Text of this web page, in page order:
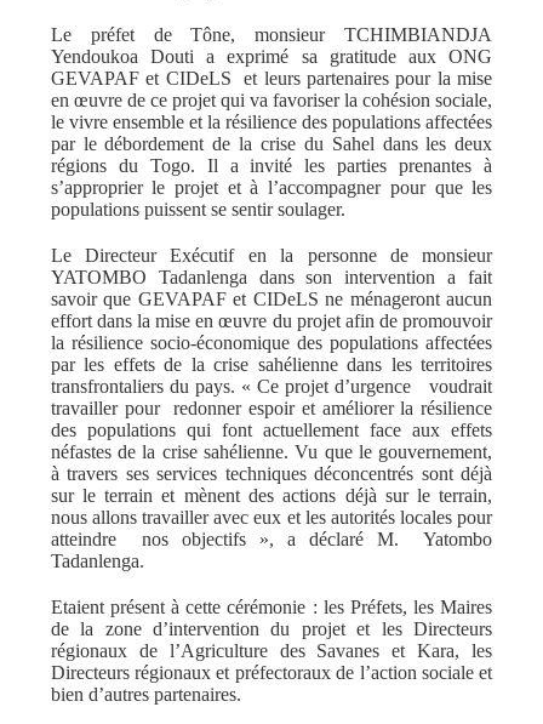
Le préfet de Tône, monsieur TCHIMBIANDJA
Yendoukoa Douti a exprimé sa gratitude aux ONG
GEVAPAF et CIDeLS et leurs partenaires pour la mise
en œuvre de ce projet qui va favoriser la cohésion sociale,
le vivre ensemble et la résilience des populations affectées
par le débordement de la crise du Sahel dans les deux
régions du Togo. Il a invité les parties prenantes à
s’approprier le projet et à l’accompagner pour que les
populations puissent se sentir soulager.
Le Directeur Exécutif en la personne de monsieur
YATOMBO Tadanlenga dans son intervention a fait
savoir que GEVAPAF et CIDeLS ne ménageront aucun
effort dans la mise en œuvre du projet afin de promouvoir
la résilience socio-économique des populations affectées
par les effets de la crise sahélienne dans les territoires
transfrontaliers du pays. « Ce projet d’urgence voudrait
travailler pour redonner espoir et améliorer la résilience
des populations qui font actuellement face aux effets
néfastes de la crise sahélienne. Vu que le gouvernement,
à travers ses services techniques déconcentrés sont déjà
sur le terrain et mènent des actions déjà sur le terrain,
nous allons travailler avec eux et les autorités locales pour
atteindre nos objectifs », a déclaré M. Yatombo
Tadanlenga.
Etaient présent à cette cérémonie : les Préfets, les Maires
de la zone d’intervention du projet et les Directeurs
régionaux de l’Agriculture des Savanes et Kara, les
Directeurs régionaux et préfectoraux de l’action sociale et
bien d’autres partenaires.